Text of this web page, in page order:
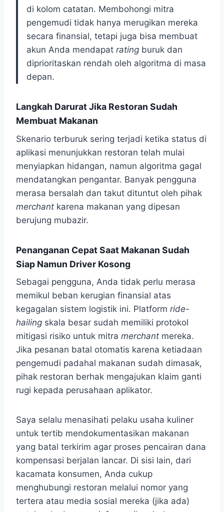
di kolom catatan. Membohongi mitra
pengemudi tidak hanya merugikan mereka
secara finansial, tetapi juga bisa membuat
akun Anda mendapat rating buruk dan
diprioritaskan rendah oleh algoritma di masa
depan.
Langkah Darurat Jika Restoran Sudah
Membuat Makanan
Skenario terburuk sering terjadi ketika status di
aplikasi menunjukkan restoran telah mulai
menyiapkan hidangan, namun algoritma gagal
mendatangkan pengantar. Banyak pengguna
merasa bersalah dan takut dituntut oleh pihak
merchant karena makanan yang dipesan
berujung mubazir.
Penanganan Cepat Saat Makanan Sudah
Siap Namun Driver Kosong
Sebagai pengguna, Anda tidak perlu merasa
memikul beban kerugian finansial atas
kegagalan sistem logistik ini. Platform ride-
hailing skala besar sudah memiliki protokol
mitigasi risiko untuk mitra merchant mereka.
Jika pesanan batal otomatis karena ketiadaan
pengemudi padahal makanan sudah dimasak,
pihak restoran berhak mengajukan klaim ganti
rugi kepada perusahaan aplikator.
Saya selalu menasihati pelaku usaha kuliner
untuk tertib mendokumentasikan makanan
yang batal terkirim agar proses pencairan dana
kompensasi berjalan lancar. Di sisi lain, dari
kacamata konsumen, Anda cukup
menghubungi restoran melalui nomor yang
tertera atau media sosial mereka (jika ada)